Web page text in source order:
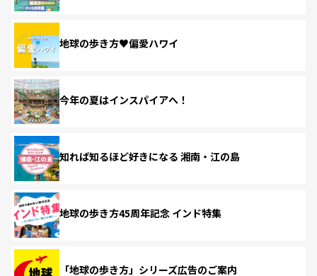
地球の歩き方♥偏愛ハワイ
今年の夏はインスパイアへ！
知れば知るほど好きになる 湘南・江の島
地球の歩き方45周年記念 インド特集
「地球の歩き方」シリーズ広告のご案内